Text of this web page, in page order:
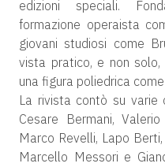
edizioni speciali.
formazione operaista
giovani studiosi come
vista pratico, e non solo,
una figura poliedrica
La rivista contò su varie
Cesare Bermani,
Marco Revelli, Lapo
Marcello Messori e